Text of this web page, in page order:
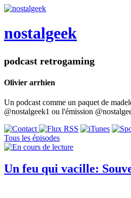
nostalgeek
podcast retrogaming
Olivier arrhien
Un podcast comme un paquet de
@nostalgeek1 ou l'émission
Tous les épisodes
Un feu qui vacille: